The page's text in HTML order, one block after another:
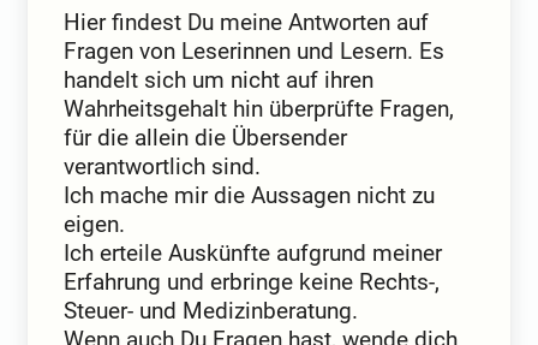
Hier findest Du meine Antworten auf
Fragen von Leserinnen und Lesern. Es
handelt sich um nicht auf ihren
Wahrheitsgehalt hin überprüfte Fragen,
für die allein die Übersender
verantwortlich sind.
Ich mache mir die Aussagen nicht zu
eigen.
Ich erteile Auskünfte aufgrund meiner
Erfahrung und erbringe keine Rechts-,
Steuer- und Medizinberatung.